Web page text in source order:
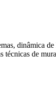
dinâmica
técnicas de